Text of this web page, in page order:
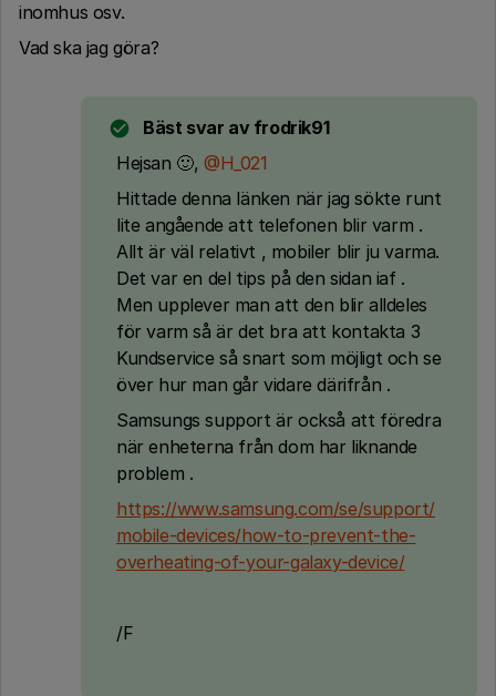
inomhus osv.
Vad ska jag göra?
Bäst svar av frodrik91
Hejsan 🙂, @H_021
Hittade denna länken när jag sökte runt
lite angående att telefonen blir varm .
Allt är väl relativt , mobiler blir ju varma.
Det var en del tips på den sidan iaf .
Men upplever man att den blir alldeles
för varm så är det bra att kontakta 3
Kundservice så snart som möjligt och se
över hur man går vidare därifrån .
Samsungs support är också att föredra
när enheterna från dom har liknande
problem .
https://www.samsung.com/se/support/
mobile-devices/how-to-prevent-the-
overheating-of-your-galaxy-device/
/F